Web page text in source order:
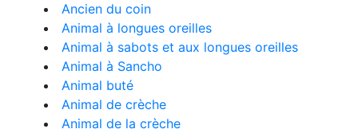
Ancien du coin
Animal à longues oreilles
Animal à sabots et aux longues oreilles
Animal à Sancho
Animal buté
Animal de crèche
Animal de la crèche